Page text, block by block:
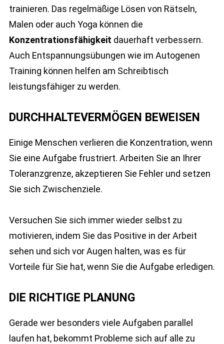
trainieren. Das regelmäßige Lösen von Rätseln,
Malen oder auch Yoga können die
Konzentrationsfähigkeit dauerhaft verbessern.
Auch Entspannungsübungen wie im Autogenen
Training können helfen am Schreibtisch
leistungsfähiger zu werden.
DURCHHALTEVERMÖGEN BEWEISEN
Einige Menschen verlieren die Konzentration, wenn
Sie eine Aufgabe frustriert. Arbeiten Sie an Ihrer
Toleranzgrenze, akzeptieren Sie Fehler und setzen
Sie sich Zwischenziele.
Versuchen Sie sich immer wieder selbst zu
motivieren, indem Sie das Positive in der Arbeit
sehen und sich vor Augen halten, was es für
Vorteile für Sie hat, wenn Sie die Aufgabe erledigen.
DIE RICHTIGE PLANUNG
Gerade wer besonders viele Aufgaben parallel
laufen hat, bekommt Probleme sich auf alle zu